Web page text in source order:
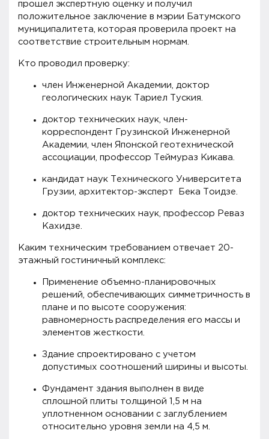
прошел экспертную оценку и получил
положительное заключение в мэрии Батумского
муниципалитета, которая проверила проект на
соответствие строительным нормам.
Кто проводил проверку:
член Инженерной Академии, доктор
геологических наук Тариел Туския.
доктор технических наук, член-
корреспондент Грузинской Инженерной
Академии, член Японской геотехнической
ассоциации, профессор Теймураз Кикава.
кандидат наук Технического Университета
Грузии, архитектор-эксперт Бека Тоидзе.
доктор технических наук, профессор Реваз
Кахидзе.
Каким техническим требованием отвечает 20-
этажный гостиничный комплекс:
Применение объемно-планировочных
решений, обеспечивающих симметричность в
плане и по высоте сооружения:
равномерность распределения его массы и
элементов жесткости.
Здание спроектировано с учетом
допустимых соотношений ширины и высоты.
Фундамент здания выполнен в виде
сплошной плиты толщиной 1,5 м на
уплотненном основании с заглублением
относительно уровня земли на 4,5 м.